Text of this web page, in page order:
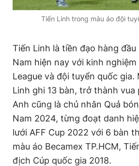
Tiến Linh trong màu áo đội
Tiến Linh là tiền đạo hàng
Nam hiện nay với kinh
League và đội tuyển quốc gia.
Linh ghi 13 bàn, trở thành vua
Anh cũng là chủ nhân Quả
Nam 2024, từng đoạt danh
lưới AFF Cup 2022 với 6 bàn
màu áo Becamex TP.HCM,
địch Cúp quốc gia 2018.